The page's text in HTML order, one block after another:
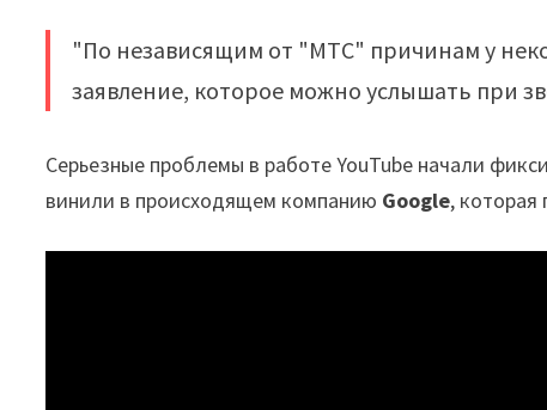
"По независящим от "МТС" причинам у
заявление, которое можно услышать при
Серьезные проблемы в работе YouTube начали
винили в происходящем компанию Google, которая